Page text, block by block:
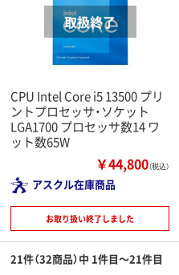
CPU Intel Core i5 13500 プリ
ントプロセッサ・ソケット
LGA1700 プロセッサ数14 ワ
ット数65W
￥44,800（税込）
アスクル在庫商品
お取り扱い終了しました
21件（32商品）中 1件目～21件目